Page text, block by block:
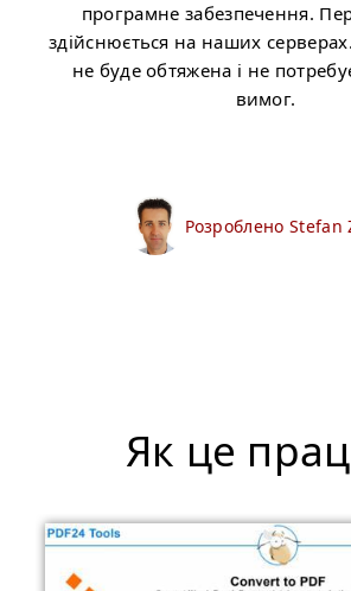
програмне забезпечення.
здійснюється на наших
не буде обтяжена і не
вимог.
Розроблено Stefan
Як це